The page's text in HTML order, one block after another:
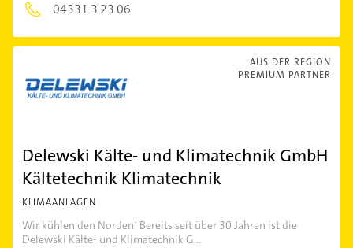
04331 3 23 06
AUS DER REGION
PREMIUM PARTNER
Delewski Kälte- und Klimatechnik GmbH
Kältetechnik Klimatechnik
KLIMAANLAGEN
Wir kühlen den Norden! Bereits seit über 30 Jahren ist die
Delewski Kälte- und Klimatechnik G...